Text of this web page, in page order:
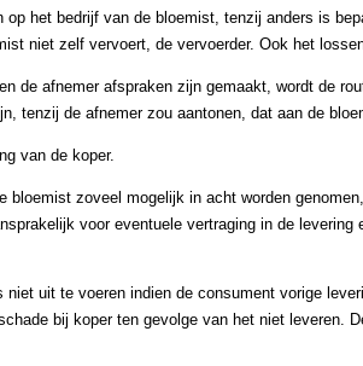
het bedrijf van de bloemist, tenzij anders is
niet zelf vervoert, de vervoerder. Ook het
de afnemer afspraken zijn gemaakt, wordt de
tenzij de afnemer zou aantonen, dat aan de
van de koper.
bloemist zoveel mogelijk in acht worden
voor eventuele vertraging in de
uit te voeren indien de consument vorige
bij koper ten gevolge van het niet leveren.